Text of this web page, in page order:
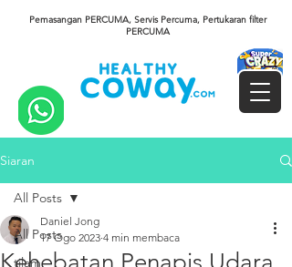
Pemasangan PERCUMA, Servis Percuma, Pertukaran filter
PERCUMA
Siaran
All Posts
tilam
All Posts
Daniel Jong
17 Ogo 2023 4 min membaca